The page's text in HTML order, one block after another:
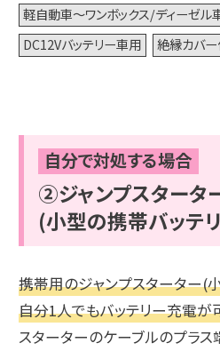
軽自動車～ワンボックス/ディーゼル
DC12Vバッテリー車用
絶縁カバ
自分で対処する場合
②ジャンプスタータ
(小型の携帯バッテ
携帯用のジャンプスターター(
自分1人でもバッテリー充電が
スターターのケーブルのプラス